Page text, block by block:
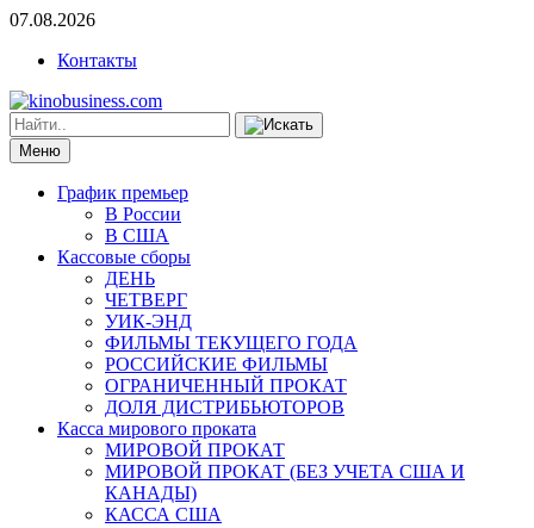
07.08.2026
Контакты
Меню
График премьер
В России
В США
Кассовые сборы
ДЕНЬ
ЧЕТВЕРГ
УИК-ЭНД
ФИЛЬМЫ ТЕКУЩЕГО ГОДА
РОССИЙСКИЕ ФИЛЬМЫ
ОГРАНИЧЕННЫЙ ПРОКАТ
ДОЛЯ ДИСТРИБЬЮТОРОВ
Касса мирового проката
МИРОВОЙ ПРОКАТ
МИРОВОЙ ПРОКАТ (БЕЗ УЧЕТА США И
КАНАДЫ)
КАССА США